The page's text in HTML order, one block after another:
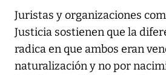
Juristas y organizaciones
Justicia sostienen que la
radica en que ambos eran
naturalización y no por